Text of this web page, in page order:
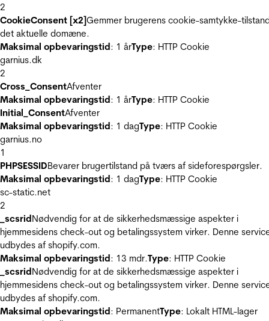
2
CookieConsent [x2]Gemmer brugerens cookie-samtykke-
det aktuelle domæne.
Maksimal opbevaringstid: 1 årType: HTTP Cookie
garnius.dk
2
Cross_ConsentAfventer
Maksimal opbevaringstid: 1 årType: HTTP Cookie
Initial_ConsentAfventer
Maksimal opbevaringstid: 1 dagType: HTTP Cookie
garnius.no
1
PHPSESSIDBevarer brugertilstand på tværs af sideforespørgsler.
Maksimal opbevaringstid: 1 dagType: HTTP Cookie
sc-static.net
2
_scsridNødvendig for at de sikkerhedsmæssige aspekter i
hjemmesidens check-out og betalingssystem virker. Denne
udbydes af shopify.com.
Maksimal opbevaringstid: 13 mdr.Type: HTTP Cookie
_scsridNødvendig for at de sikkerhedsmæssige aspekter i
hjemmesidens check-out og betalingssystem virker. Denne
udbydes af shopify.com.
Maksimal opbevaringstid: PermanentType: Lokalt HTML-lager